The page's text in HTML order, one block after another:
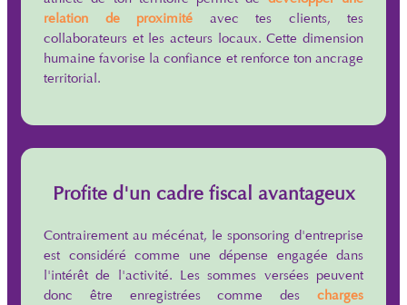
relation de proximité avec tes clients, tes
collaborateurs et les acteurs locaux. Cette dimension
humaine favorise la confiance et renforce ton ancrage
territorial.
Profite d'un cadre fiscal avantageux
Contrairement au mécénat, le sponsoring d'entreprise
est considéré comme une dépense engagée dans
l'intérêt de l'activité. Les sommes versées peuvent
donc être enregistrées comme des charges